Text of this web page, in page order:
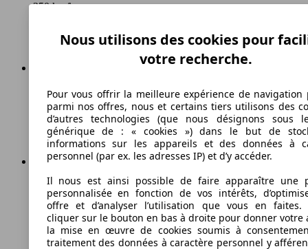
250 km/h
Diesel
Carburant
133 g/km
Émissions de CO2 (combinées)*
Nous utilisons des cookies pour
votre recherche.
Pour vous offrir la meilleure expérience de navigation
parmi nos offres, nous et certains tiers utilisons des
d’autres technologies (que nous désignons sous
générique de : « cookies ») dans le but de
informations sur les appareils et des données à
personnel (par ex. les adresses IP) et d’y accéder.
Il nous est ainsi possible de faire apparaître une
personnalisée en fonction de vos intérêts,
offre et d’analyser l’utilisation que vous en faites.
cliquer sur le bouton en bas à droite pour donner votre
la mise en œuvre de cookies soumis à
traitement des données à caractère personnel y